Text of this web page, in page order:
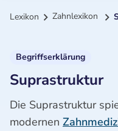
Lexikon Zahnlexikon
Begriffserklärung
Suprastruktur
Die Suprastruktur
modernen